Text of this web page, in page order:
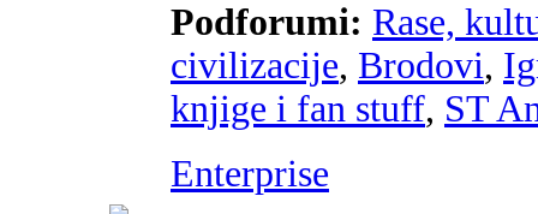
Podforumi: Rase,
civilizacije, Brodovi,
knjige i fan stuff, ST
Enterprise